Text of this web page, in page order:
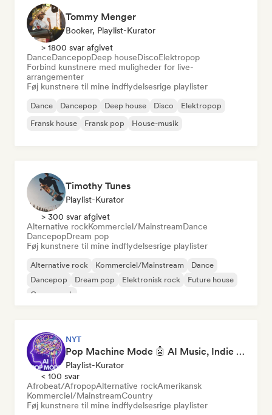
Tommy Menger
Booker, Playlist-Kurator
> 1800 svar afgivet
DanceDancepopDeep houseDiscoElektropop
Forbind kunstnere med muligheder for live-
arrangementer
Føj kunstnere til mine indflydelsesrige playlister
Dance Dancepop Deep house Disco
Elektropop
Fransk house
Fransk pop House-musik
Timothy Tunes
Playlist-Kurator
> 300 svar afgivet
Alternative rockKommerciel/MainstreamDance
DancepopDream pop
Føj kunstnere til mine indflydelsesrige playlister
Alternative rock Kommerciel/Mainstream
Dance
Dancepop
Dream pop Elektronisk rock
Future house
Garagerock
NYT
Pop Machine Mode 🤖 AI Music, Indie Pop & Dream Pop
Playlist-Kurator
< 100 svar
Afrobeat/AfropopAlternative rockAmerikansk
Kommerciel/MainstreamCountry
Føj kunstnere til mine indflydelsesrige playlister